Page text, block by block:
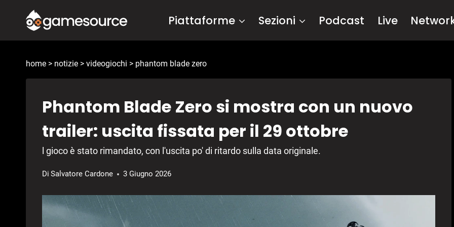
contenuto
Piattaforme Sezioni Podcast Live
home > notizie > videogiochi > phantom blade zero
Phantom Blade Zero si mostra con un nuovo
trailer: uscita fissata per il 29 ottobre
l gioco è stato rimandato, con l'uscita po' di ritardo sulla data originale.
Di Salvatore Cardone 3 Giugno 2026